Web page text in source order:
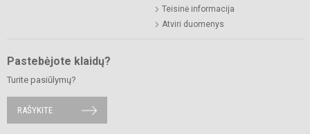
Teisinė informacija
Atviri duomenys
Pastebėjote klaidų?
Turite pasiūlymų?
RAŠYKITE